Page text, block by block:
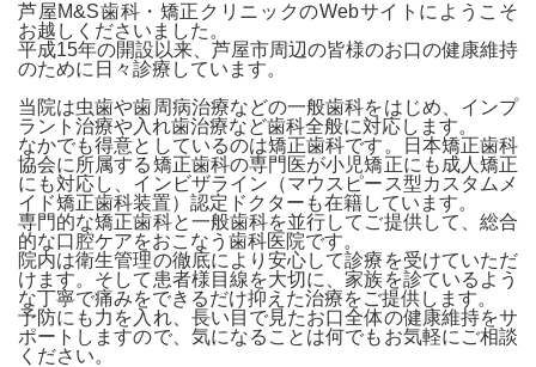
芦屋M&S歯科・矯正クリニックのWebサイトにようこそ
お越しくださいました。
平成15年の開設以来、芦屋市周辺の皆様のお口の健康維持
のために日々診療しています。
当院は虫歯や歯周病治療などの一般歯科をはじめ、インプ
ラント治療や入れ歯治療など歯科全般に対応します。
なかでも得意としているのは矯正歯科です。日本矯正歯科
協会に所属する矯正歯科の専門医が小児矯正にも成人矯正
にも対応し、インビザライン（マウスピース型カスタムメ
イド矯正歯科装置）認定ドクターも在籍しています。
専門的な矯正歯科と一般歯科を並行してご提供して、総合
的な口腔ケアをおこなう歯科医院です。
院内は衛生管理の徹底により安心して診療を受けていただ
けます。そして患者様目線を大切に、家族を診ているよう
な丁寧で痛みをできるだけ抑えた治療をご提供します。
予防にも力を入れ、長い目で見たお口全体の健康維持をサ
ポートしますので、気になることは何でもお気軽にご相談
ください。